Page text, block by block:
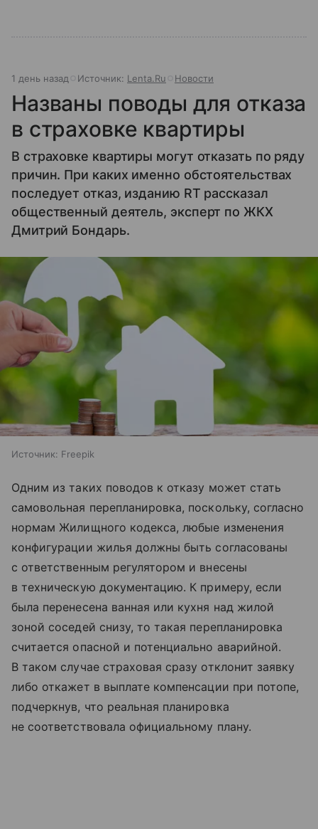
1 день назад Источник: Lenta.Ru Новости
Названы поводы для отказа
в страховке квартиры
В страховке квартиры могут отказать по ряду
причин. При каких именно обстоятельствах
последует отказ, изданию RT рассказал
общественный деятель, эксперт по ЖКХ
Дмитрий Бондарь.
Источник: Freepik
Одним из таких поводов к отказу может стать
самовольная перепланировка, поскольку, согласно
нормам Жилищного кодекса, любые изменения
конфигурации жилья должны быть согласованы
с ответственным регулятором и внесены
в техническую документацию. К примеру, если
была перенесена ванная или кухня над жилой
зоной соседей снизу, то такая перепланировка
считается опасной и потенциально аварийной.
В таком случае страховая сразу отклонит заявку
либо откажет в выплате компенсации при потопе,
подчеркнув, что реальная планировка
не соответствовала официальному плану.